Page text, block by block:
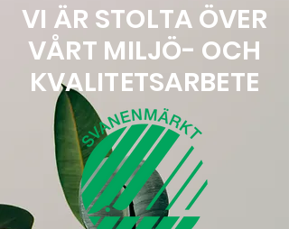
VI ÄR STOLTA ÖVER
VÅRT MILJÖ- OCH
KVALITETSARBETE